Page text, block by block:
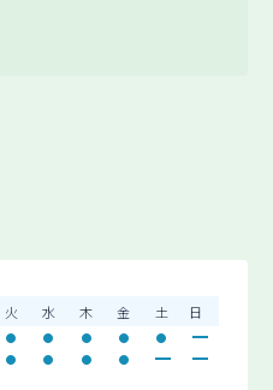
火 水 木 金 土
日